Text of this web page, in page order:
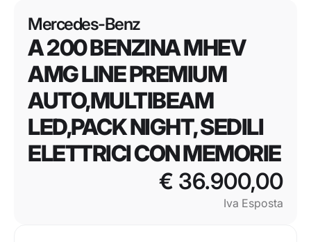
Mercedes-Benz
A 200 BENZINA MHEV
AMG LINE PREMIUM
AUTO,MULTIBEAM
LED,PACK NIGHT, SEDILI
ELETTRICI CON MEMORIE
€ 36.900,00
Iva Esposta